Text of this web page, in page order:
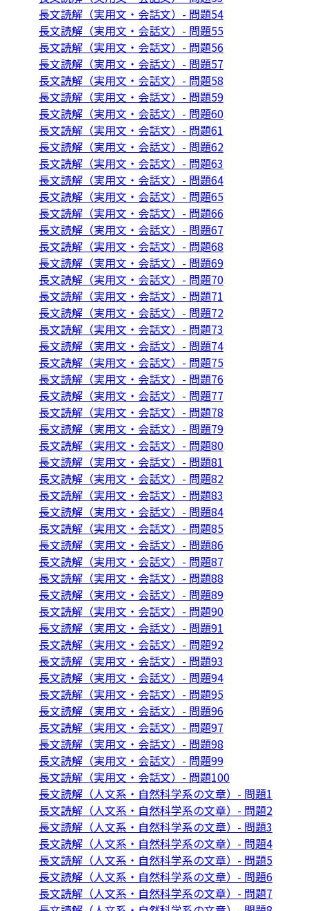
長文読解（実用文・会話文）- 問題54
長文読解（実用文・会話文）- 問題55
長文読解（実用文・会話文）- 問題56
長文読解（実用文・会話文）- 問題57
長文読解（実用文・会話文）- 問題58
長文読解（実用文・会話文）- 問題59
長文読解（実用文・会話文）- 問題60
長文読解（実用文・会話文）- 問題61
長文読解（実用文・会話文）- 問題62
長文読解（実用文・会話文）- 問題63
長文読解（実用文・会話文）- 問題64
長文読解（実用文・会話文）- 問題65
長文読解（実用文・会話文）- 問題66
長文読解（実用文・会話文）- 問題67
長文読解（実用文・会話文）- 問題68
長文読解（実用文・会話文）- 問題69
長文読解（実用文・会話文）- 問題70
長文読解（実用文・会話文）- 問題71
長文読解（実用文・会話文）- 問題72
長文読解（実用文・会話文）- 問題73
長文読解（実用文・会話文）- 問題74
長文読解（実用文・会話文）- 問題75
長文読解（実用文・会話文）- 問題76
長文読解（実用文・会話文）- 問題77
長文読解（実用文・会話文）- 問題78
長文読解（実用文・会話文）- 問題79
長文読解（実用文・会話文）- 問題80
長文読解（実用文・会話文）- 問題81
長文読解（実用文・会話文）- 問題82
長文読解（実用文・会話文）- 問題83
長文読解（実用文・会話文）- 問題84
長文読解（実用文・会話文）- 問題85
長文読解（実用文・会話文）- 問題86
長文読解（実用文・会話文）- 問題87
長文読解（実用文・会話文）- 問題88
長文読解（実用文・会話文）- 問題89
長文読解（実用文・会話文）- 問題90
長文読解（実用文・会話文）- 問題91
長文読解（実用文・会話文）- 問題92
長文読解（実用文・会話文）- 問題93
長文読解（実用文・会話文）- 問題94
長文読解（実用文・会話文）- 問題95
長文読解（実用文・会話文）- 問題96
長文読解（実用文・会話文）- 問題97
長文読解（実用文・会話文）- 問題98
長文読解（実用文・会話文）- 問題99
長文読解（実用文・会話文）- 問題100
長文読解（人文系・自然科学系の文章）- 問題1
長文読解（人文系・自然科学系の文章）- 問題2
長文読解（人文系・自然科学系の文章）- 問題3
長文読解（人文系・自然科学系の文章）- 問題4
長文読解（人文系・自然科学系の文章）- 問題5
長文読解（人文系・自然科学系の文章）- 問題6
長文読解（人文系・自然科学系の文章）- 問題7